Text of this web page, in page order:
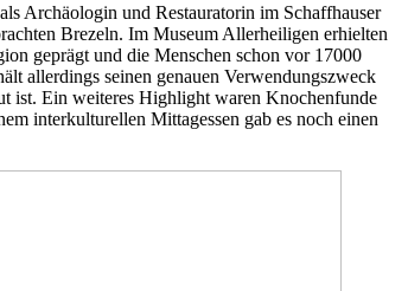
Archäologin und Restauratorin im Schaffhauser
Brezeln. Im Museum Allerheiligen erhielten
geprägt und die Menschen schon vor 17000
allerdings seinen genauen Verwendungszweck
ist. Ein weiteres Highlight waren Knochenfunde
interkulturellen Mittagessen gab es noch einen